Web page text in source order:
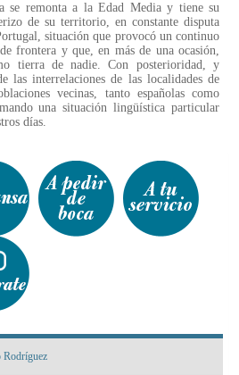
se remonta a la Edad Media y tiene su
de su territorio, en constante disputa
situación que provocó un continuo
frontera y que, en más de una ocasión,
tierra de nadie. Con posterioridad, y
las interrelaciones de las localidades de
vecinas, tanto españolas como
una situación lingüística particular
días.
Rodríguez